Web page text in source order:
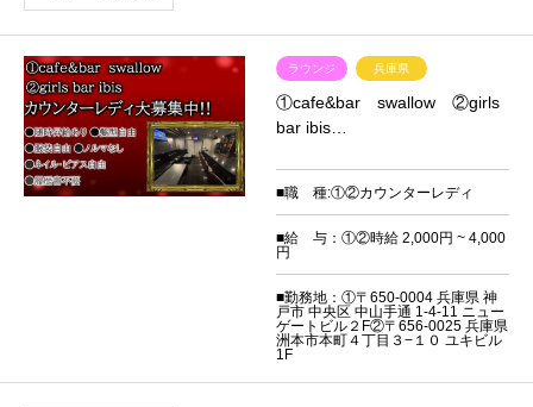
ラウンジ 兵庫県
①cafe&bar swallow ②girls
bar ibis…
■職 種:①②カウンターレディ
■給 与：①②時給 2,000円 ~ 4,000
円
■勤務地：①〒650-0004 兵庫県 神
戸市 中央区 中山手通 1-4-11 ニュー
ゲートビル２F②〒656-0025 兵庫県
洲本市本町４丁目３−１０ ユキビル
1F